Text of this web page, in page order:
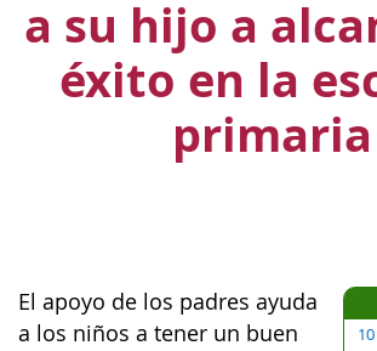
a su hijo a
éxito en la
primaria
El apoyo de los padres ayuda
a los niños a tener un buen